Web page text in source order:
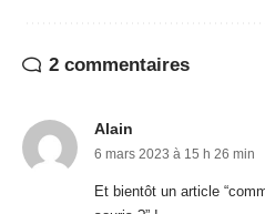
2 commentaires
Alain
6 mars 2023 à 15 h 26 min
Et bientôt un article